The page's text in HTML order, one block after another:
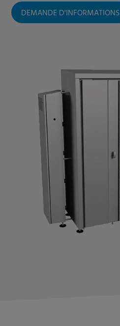
DEMANDE D'INFORMATIONS